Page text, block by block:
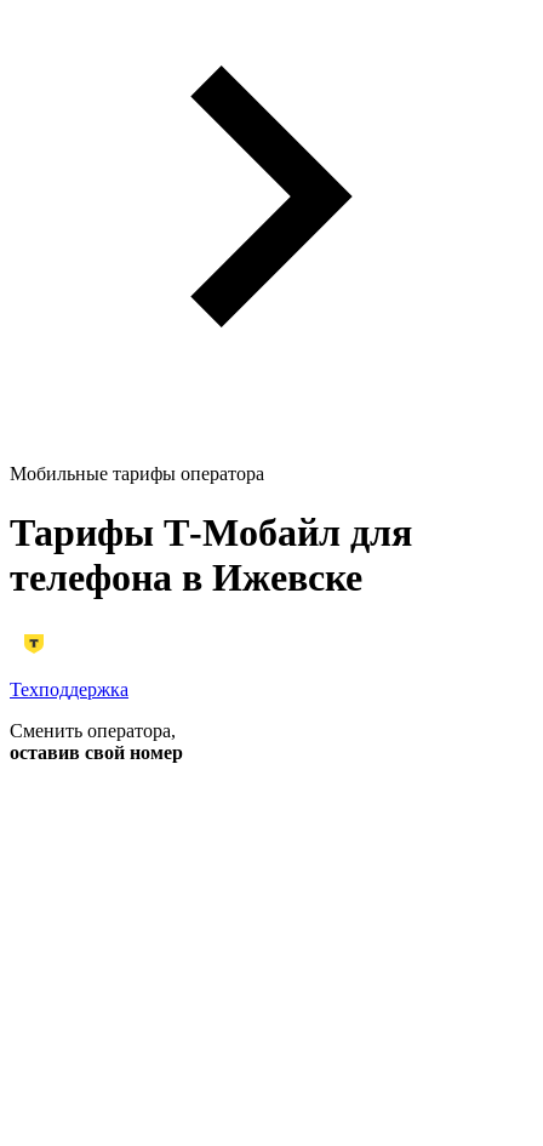
Мобильные тарифы оператора
Тарифы Т‑Мобайл для
телефона в Ижевске
Техподдержка
Сменить оператора,
оставив свой номер